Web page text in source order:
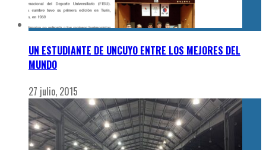
UN ESTUDIANTE DE UNCUYO ENTRE LOS MEJORES DEL
MUNDO
27 julio, 2015